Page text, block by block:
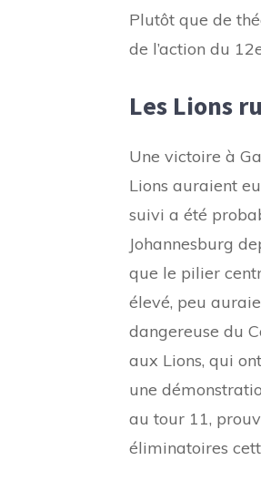
Plutôt que de
de l’action du
Les Lions
Une victoire à
Lions auraient
suivi a été
Johannesburg
que le pilier
élevé, peu
dangereuse du
aux Lions, qui
une
au tour 11,
éliminatoires